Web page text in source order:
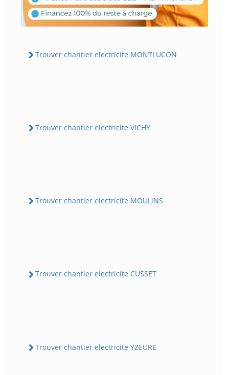
Trouver chantier electricite MONTLUCON
Trouver chantier electricite ViCHY
Trouver chantier electricite MOULiNS
Trouver chantier electricite CUSSET
Trouver chantier electricite YZEURE